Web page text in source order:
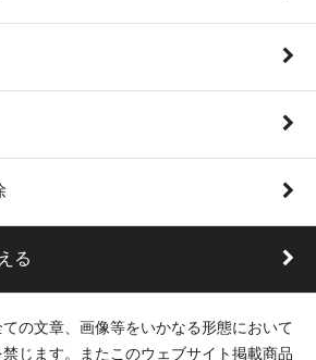
る
の文章、画像等をいかなる形態において
じます。またこのウェブサイト掲載商品